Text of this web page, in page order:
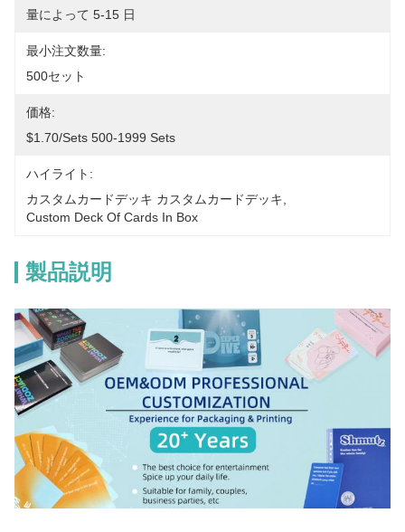
量によって 5-15 日
最小注文数量:
500セット
価格:
$1.70/sets 500-1999 Sets
ハイライト:
カスタムカードデッキ カスタムカードデッキ
Custom Deck Of Cards In Box
製品説明